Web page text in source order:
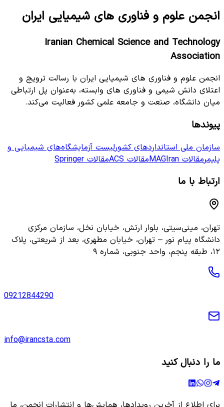
انجمن علوم و فناوری های شیمیایی ایران
Iranian Chemical Science and Technology
Association
انجمن علوم و فناوری های شیمیایی ایران با رسالت ترویج و
اعتلای دانش شیمی و فناوری های وابسته، به‌عنوان پل ارتباطی
میان دانشگاه، صنعت و جامعه علمی کشور فعالیت می‌کند.
پیوندها
سازمان ملی استانداردهای کشورلیست آزمایشگاه‌های شیمیایی و
پلیمرمقالات MAGIran مقالات ACS مقالات Springer
ارتباط با ما
تهران، مینی‌سیتی، بلوار ارتش، خیابان نخل، سازمان مرکزی
دانشگاه پیام نور – تهران، خیابان مطهری، بعد از شریعتی، پلاک
۱۲، طبقه پنجم، واحد جنوبی، شماره ۹
09212844290
info@irancsta.com
ما را دنبال کنید